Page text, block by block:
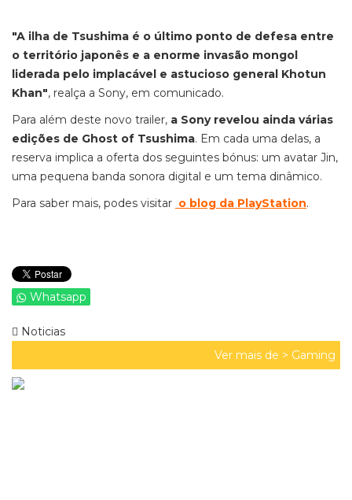
"A ilha de Tsushima é o último ponto de defesa entre
o território japonês e a enorme invasão mongol
liderada pelo implacável e astucioso general Khotun
Khan", realça a Sony, em comunicado.
Para além deste novo trailer, a Sony revelou ainda várias
edições de Ghost of Tsushima. Em cada uma delas, a
reserva implica a oferta dos seguintes bónus: um avatar Jin,
uma pequena banda sonora digital e um tema dinâmico.
Para saber mais, podes visitar o blog da PlayStation.
Whatsapp
Noticias
Ver mais de > Gaming